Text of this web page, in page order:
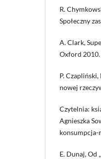
R.
Społeczny
A. Clark,
Oxford
P.
nowej
Czytelnia:
Agnieszka
konsumpcja-
E. Dunaj, Od